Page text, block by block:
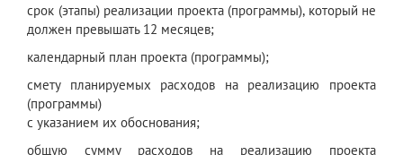
срок (этапы) реализации проекта (программы), который не
должен превышать 12 месяцев;
календарный план проекта (программы);
смету планируемых расходов на реализацию проекта
(программы)
с указанием их обоснования;
общую сумму расходов на реализацию проекта